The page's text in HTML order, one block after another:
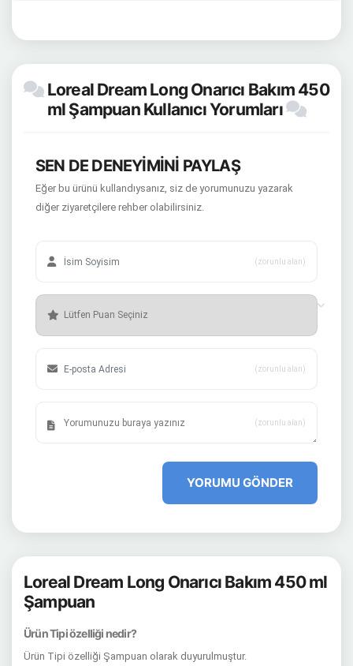
Loreal Dream Long Onarıcı Bakım 450
ml Şampuan Kullanıcı Yorumları
SEN DE DENEYİMİNİ PAYLAŞ
Eğer bu ürünü kullandıysanız, siz de yorumunuzu yazarak
diğer ziyaretçilere rehber olabilirsiniz.
(zorunlu alan)
(zorunlu alan)
(zorunlu alan)
YORUMU GÖNDER
Loreal Dream Long Onarıcı Bakım 450 ml
Şampuan
Ürün Tipi özelliği nedir?
Ürün Tipi özelliği Şampuan olarak duyurulmuştur.